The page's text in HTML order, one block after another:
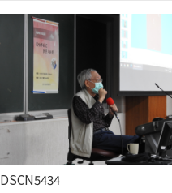
DSCN5434